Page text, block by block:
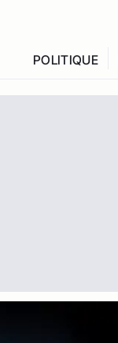
POLITIQUE